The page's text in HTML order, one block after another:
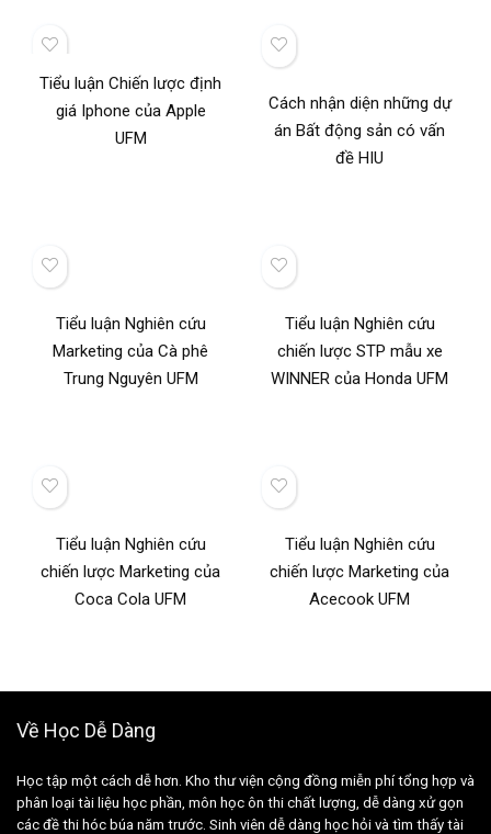
Tiểu luận Chiến lược định
giá Iphone của Apple
UFM
Cách nhận diện những dự
án Bất động sản có vấn
đề HIU
Tiểu luận Nghiên cứu
Marketing của Cà phê
Trung Nguyên UFM
Tiểu luận Nghiên cứu
chiến lược STP mẫu xe
WINNER của Honda UFM
Tiểu luận Nghiên cứu
chiến lược Marketing của
Coca Cola UFM
Tiểu luận Nghiên cứu
chiến lược Marketing của
Acecook UFM
Về Học Dễ Dàng
Học tập một cách dễ hơn. Kho thư viện cộng đồng miễn phí tổng hợp và
phân loại tài liệu học phần, môn học ôn thi chất lượng, dễ dàng xử gọn
các đề thi hóc búa năm trước. Sinh viên dễ dàng học hỏi và tìm thấy tài